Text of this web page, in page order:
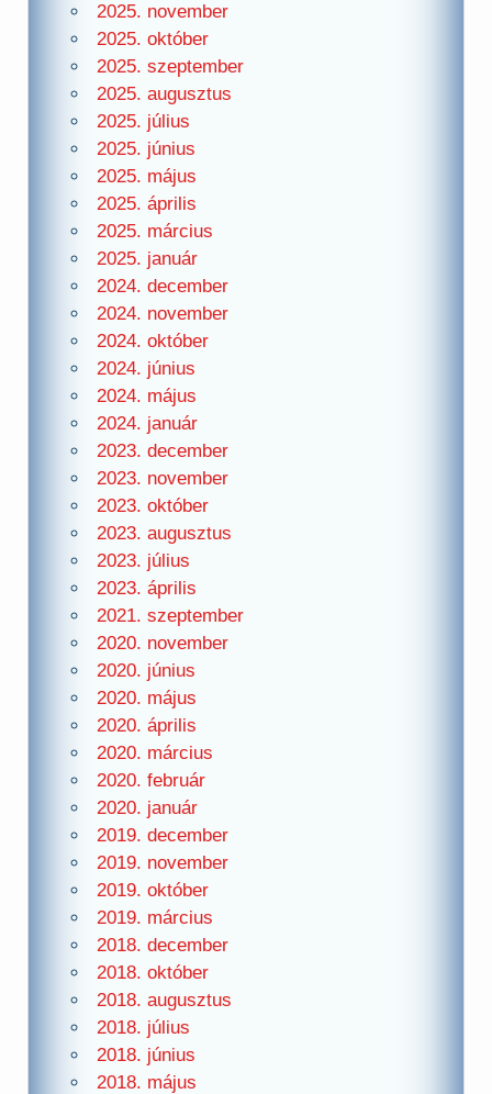
2025. november
2025. október
2025. szeptember
2025. augusztus
2025. július
2025. június
2025. május
2025. április
2025. március
2025. január
2024. december
2024. november
2024. október
2024. június
2024. május
2024. január
2023. december
2023. november
2023. október
2023. augusztus
2023. július
2023. április
2021. szeptember
2020. november
2020. június
2020. május
2020. április
2020. március
2020. február
2020. január
2019. december
2019. november
2019. október
2019. március
2018. december
2018. október
2018. augusztus
2018. július
2018. június
2018. május